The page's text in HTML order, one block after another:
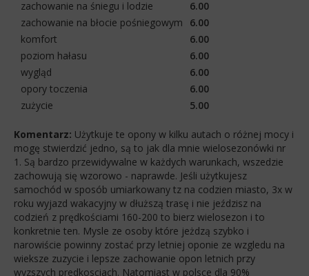
zachowanie na śniegu i lodzie
6.00
zachowanie na błocie pośniegowym
6.00
komfort
6.00
poziom hałasu
6.00
wygląd
6.00
opory toczenia
6.00
zużycie
5.00
Komentarz: Użytkuje te opony w kilku autach o różnej mocy i
mogę stwierdzić jedno, są to jak dla mnie wielosezonówki nr
1. Są bardzo przewidywalne w każdych warunkach, wszedzie
zachowują się wzorowo - naprawde. Jeśli użytkujesz
samochód w sposób umiarkowany tz na codzien miasto, 3x w
roku wyjazd wakacyjny w dłuższą trasę i nie jeździsz na
codzień z prędkościami 160-200 to bierz wielosezon i to
konkretnie ten. Mysle ze osoby które jeżdzą szybko i
narowiście powinny zostać przy letniej oponie ze wzgledu na
wieksze zuzycie i lepsze zachowanie opon letnich przy
wyzszych predkosciach. Natomiast w polsce dla 90%